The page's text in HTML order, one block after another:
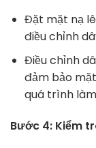
Đặt mặt nạ
điều chỉnh
Điều chỉnh
đảm bảo
quá trình
Bước 4: Kiểm